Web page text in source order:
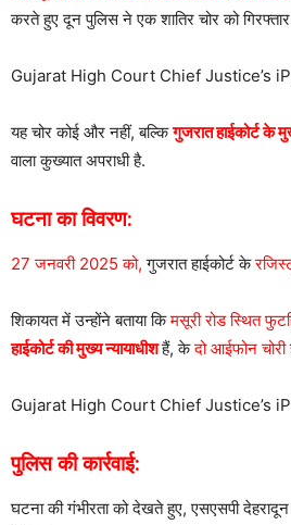
करते हुए दून पुलिस ने एक शातिर चोर को गिरफ्तार
Gujarat High Court Chief Justice’s
यह चोर कोई और नहीं, बल्किगुजरात हाईकोर्ट
वाला कुख्यात अपराधी है.
घटना का विवरण:
27 जनवरी 2025 को, गुजरात हाईकोर्ट के
शिकायत में उन्होंने बताया किमसूरी रोड स्थित
हाईकोर्ट की मुख्य न्यायाधीशहैं, केदो आईफोन चोरी
Gujarat High Court Chief Justice’s
पुलिस की कार्रवाई:
घटना की गंभीरता को देखते हुए, एसएसपी